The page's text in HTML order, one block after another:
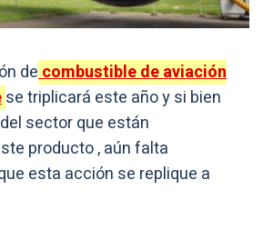
decombustible de aviación
se triplicará este año y si bien
sector que están
producto , aún falta
esta acción se replique a